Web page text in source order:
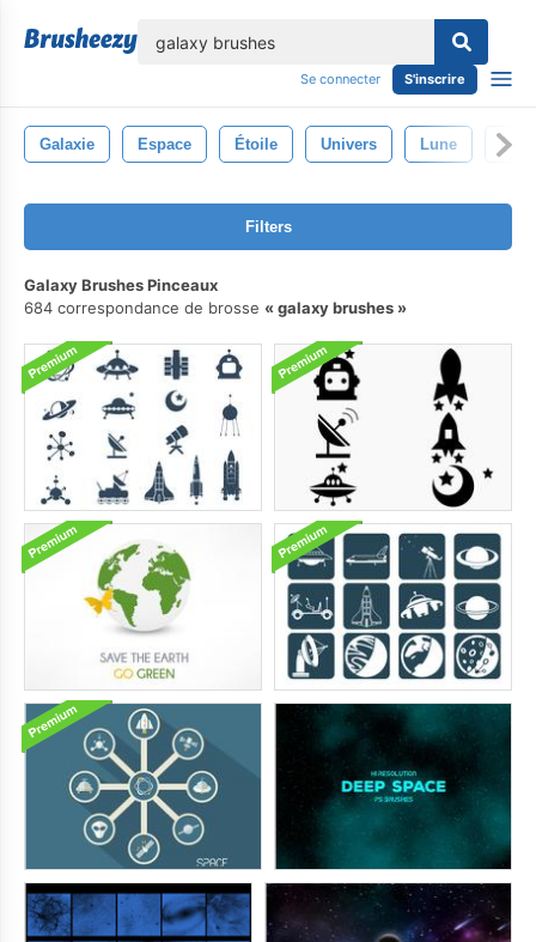
Se connecter S'inscrire
Galaxie Espace Étoile Univers Lune
Filters
Galaxy Brushes Pinceaux
684 correspondance de brosse
galaxy brushes